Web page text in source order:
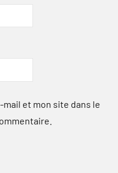
et mon site dans le